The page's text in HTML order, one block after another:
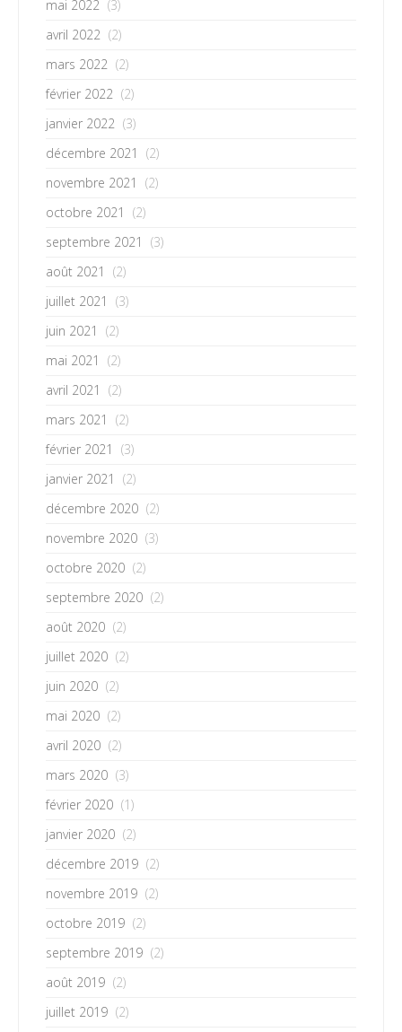
mai 2022 (3)
avril 2022 (2)
mars 2022 (2)
février 2022 (2)
janvier 2022 (3)
décembre 2021
(2)
novembre 2021
(2)
octobre 2021
(2)
septembre 2021
(3)
août 2021
(2)
juillet 2021
(3)
juin 2021
(2)
mai 2021
(2)
avril 2021
(2)
mars 2021
(2)
février 2021
(3)
janvier 2021
(2)
décembre 2020 (2)
novembre 2020 (3)
octobre 2020 (2)
septembre 2020 (2)
août 2020 (2)
juillet 2020 (2)
juin 2020 (2)
mai 2020 (2)
avril 2020 (2)
mars 2020 (3)
février 2020 (1)
janvier 2020 (2)
décembre 2019 (2)
novembre 2019 (2)
octobre 2019 (2)
septembre 2019 (2)
août 2019 (2)
juillet 2019 (2)